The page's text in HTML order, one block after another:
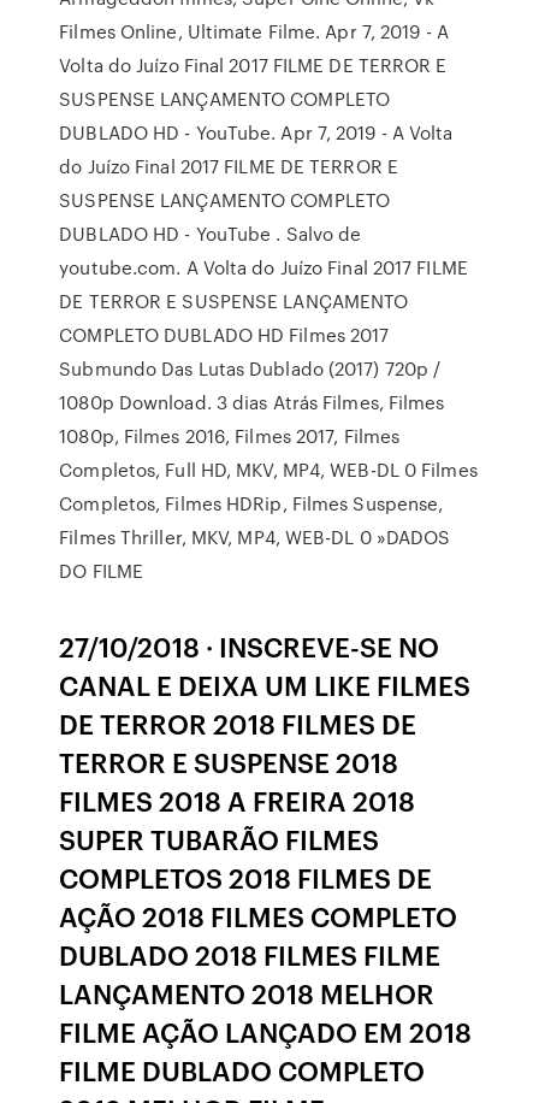
Filmes Online, Ultimate Filme. Apr 7, 2019 - A
Volta do Juízo Final 2017 FILME DE TERROR E
SUSPENSE LANÇAMENTO COMPLETO
DUBLADO HD - YouTube. Apr 7, 2019 - A Volta
do Juízo Final 2017 FILME DE TERROR E
SUSPENSE LANÇAMENTO COMPLETO
DUBLADO HD - YouTube . Salvo de
youtube.com. A Volta do Juízo Final 2017 FILME
DE TERROR E SUSPENSE LANÇAMENTO
COMPLETO DUBLADO HD Filmes 2017
Submundo Das Lutas Dublado (2017) 720p /
1080p Download. 3 dias Atrás Filmes, Filmes
1080p, Filmes 2016, Filmes 2017, Filmes
Completos, Full HD, MKV, MP4, WEB-DL 0 Filmes
Completos, Filmes HDRip, Filmes Suspense,
Filmes Thriller, MKV, MP4, WEB-DL 0 »DADOS
DO FILME
27/10/2018 · INSCREVE-SE NO
CANAL E DEIXA UM LIKE FILMES
DE TERROR 2018 FILMES DE
TERROR E SUSPENSE 2018
FILMES 2018 A FREIRA 2018
SUPER TUBARÃO FILMES
COMPLETOS 2018 FILMES DE
AÇÃO 2018 FILMES COMPLETO
DUBLADO 2018 FILMES FILME
LANÇAMENTO 2018 MELHOR
FILME AÇÃO LANÇADO EM 2018
FILME DUBLADO COMPLETO